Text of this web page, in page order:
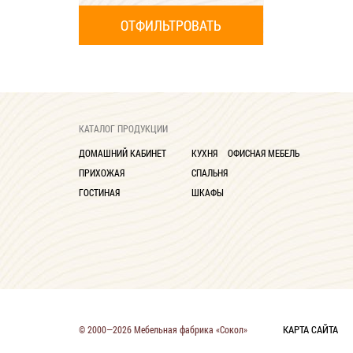
КАТАЛОГ ПРОДУКЦИИ
ДОМАШНИЙ КАБИНЕТ
ПРИХОЖАЯ
ГОСТИНАЯ
КУХНЯ
СПАЛЬНЯ
ШКАФЫ
ОФИСНАЯ МЕБЕЛЬ
© 2000—2026 Мебельная фабрика «Сокол» КАРТА САЙТА